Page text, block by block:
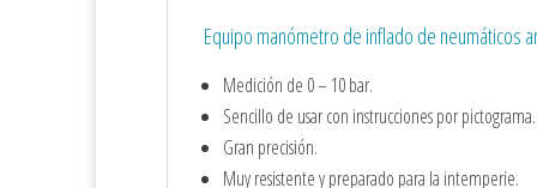
Equipo manómetro de inflado de neumáticos
Medición de 0 – 10 bar.
Sencillo de usar con instrucciones por pictograma.
Gran precisión.
Muy resistente y preparado para la intemperie.